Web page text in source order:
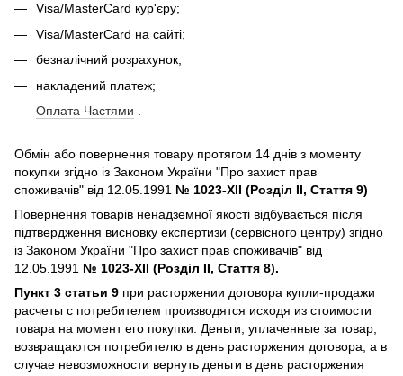
Visa/MasterCard кур'єру;
Visa/MasterCard на сайті;
безналічний розрахунок;
накладений платеж;
Оплата Частями
Обмін або повернення товару протягом 14 днів з моменту
покупки згідно із Законом України "Про захист прав
споживачів" від 12.05.1991 № 1023-XII (Розділ II, Стаття 9)
Повернення товарів ненадземної якості відбувається після
підтвердження висновку експертизи (сервісного центру) згідно
із Законом України "Про захист прав споживачів" від
12.05.1991 № 1023-XII (Розділ II, Стаття 8).
Пункт 3 статьи 9 при расторжении договора купли-продажи
расчеты с потребителем производятся исходя из стоимости
товара на момент его покупки. Деньги, уплаченные за товар,
возвращаются потребителю в день расторжения договора, а в
случае невозможности вернуть деньги в день расторжения